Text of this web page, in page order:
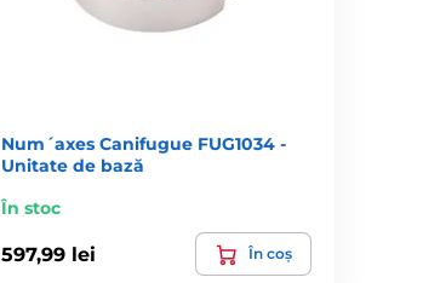
Num´axes Canifugue FUG1034 -
Unitate de bază
În stoc
597,99 lei În coș